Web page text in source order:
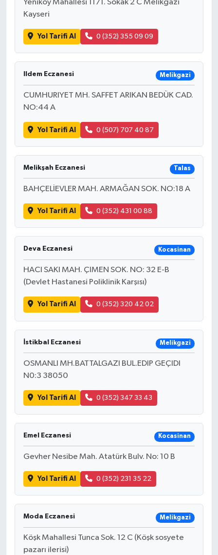
Yeniköy Mahallesi 1171. Sokak 2 C Melikgazi
Kayseri
Yol Tarifi Al 0 (352) 355 09 09
Ildem Eczanesi Melikgazi
CUMHURIYET MH. SAFFET ARIKAN BEDÜK CAD.
NO:44 A
Yol Tarifi Al 0 (507) 707 40 87
Melikşah Eczanesi Talas
BAHÇELİEVLER MAH. ARMAĞAN SOK. NO:18 A
Yol Tarifi Al 0 (352) 431 00 88
Deva Eczanesi Kocasinan
HACI SAKI MAH. ÇIMEN SOK. NO: 32 E-B
(Devlet Hastanesi Poliklinik Karşısı)
Yol Tarifi Al 0 (352) 320 42 02
İstikbal Eczanesi Melikgazi
OSMANLI MH.BATTALGAZI BUL.EDIP GEÇIDI
N0:3 38050
Yol Tarifi Al 0 (352) 347 33 43
Emel Eczanesi Kocasinan
Gevher Nesibe Mah. Atatürk Bulv. No: 10 B
Yol Tarifi Al 0 (352) 231 35 22
Moda Eczanesi Melikgazi
Köşk Mahallesi Tunca Sok. 12 C (Köşk sosyete
pazarı ilerisi)